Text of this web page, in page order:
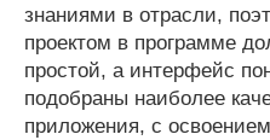
знаниями в отрасли,
проектом в программе
простой, а интерфейс
подобраны наиболее
приложения, с